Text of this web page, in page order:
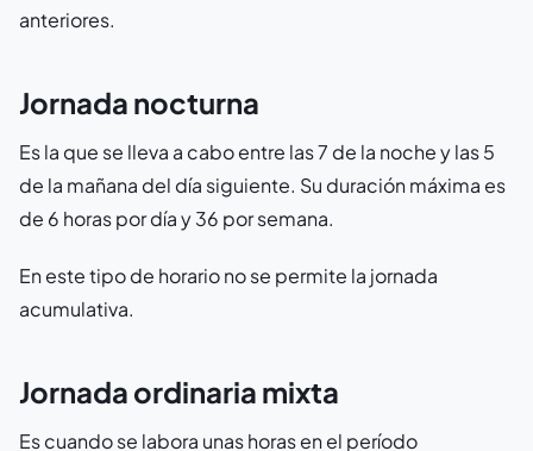
anteriores.
Jornada nocturna
Es la que se lleva a cabo entre las 7 de la noche y las 5
de la mañana del día siguiente. Su duración máxima es
de 6 horas por día y 36 por semana.
En este tipo de horario no se permite la jornada
acumulativa.
Jornada ordinaria mixta
Es cuando se labora unas horas en el período